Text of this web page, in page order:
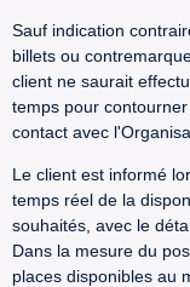
Sauf indication
billets ou
client ne saurait
temps pour
contact avec
Le client est informé
temps réel de la
souhaités, avec le
Dans la mesure du
places disponibles au